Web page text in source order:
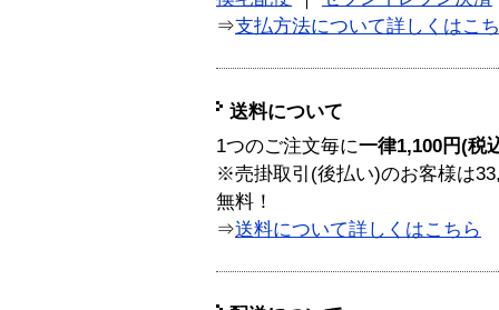
⇒支払方法について詳しくはこ
送料について
1つのご注文毎に一律1,100円(税
※売掛取引(後払い)のお客様は
無料！
⇒送料について詳しくはこちら